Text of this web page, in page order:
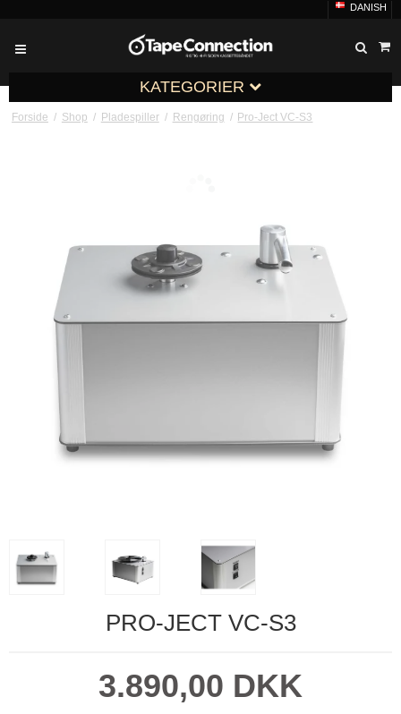
DANISH
KATEGORIER
Forside / Shop / Pladespiller / Rengøring / Pro-Ject VC-S3
PRO-JECT VC-S3
3.890,00 DKK